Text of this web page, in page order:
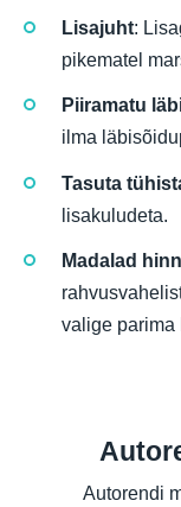
Lisajuht:
pikematel
Piiramatu
ilma
Tasuta
lisakuludeta.
Madalad
valige parima
Autorendi